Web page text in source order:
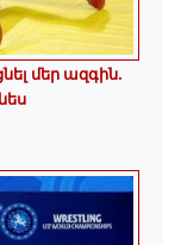
մեր ազգին.